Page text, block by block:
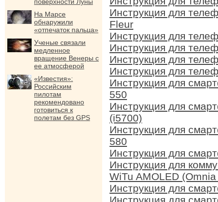
На Марсе
обнаружили
«отпечаток пальца»
Ученые связали
медленное
вращение Венеры с
ее атмосферой
«Известия»:
Российским
пилотам
рекомендовано
готовиться к
полетам без GPS
Инструкция для
Fleur
Инструкция для
Инструкция для
Инструкция для
Инструкция для
Инструкция для
550
Инструкция для
(i5700)
Инструкция для
580
Инструкция для
Инструкция для
WiTu AMOLED
Инструкция для